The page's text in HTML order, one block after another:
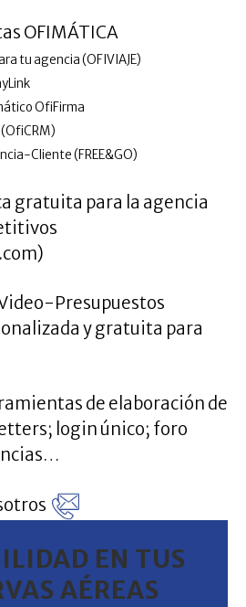
OFIMÁTICA
tu agencia (OFIVIAJE)
OfiFirma
Cliente (FREE&GO)
gratuita para la agencia
Presupuestos
y gratuita para
de elaboración de
login único; foro
EN TUS
AÉREAS